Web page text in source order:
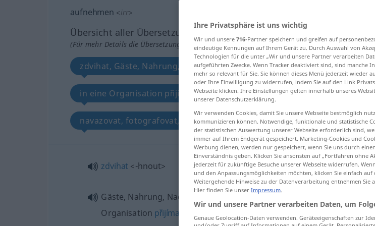
aufnehmen <irr>
Übersicht aller Übersetzungen
(Für mehr Details die Übersetzung anklicken/antippen)
zdvihat, Gäste, Nahrung, Nachricht, zahajovat, vnímat
in eine Organisation přijímat, pojímat, vypůjčovat, natáčet
navazovat, fotografovat, nahrávat, spisovat
zdvihat <-hnout> aufnehmenvom
Gäste, Nahrung, Nachricht, in eine
Organisation přijímat
Ihre Privatsphäre ist uns wichtig
Wir und unsere 716-Partner speichern und greifen auf
eindeutige Kennungen auf Ihrem Gerät zu. Durch Auswahl von
Technologien für die unter „Wir und unsere Partner verarbeiten
aufgeführten Zwecke. Wenn Tracker deaktiviert sind, sind manche
mehr so relevant für Sie. Sie können dieses Menü jederzeit wieder
oder Ihre Einwilligung zu widerrufen, indem Sie auf den Link
Webseite klicken. Ihre Einstellungen gelten innerhalb unseres
unserer Datenschutzerklärung.
Wir verwenden Cookies, damit Sie unsere Webseite bestmöglich
kommunizieren können. Notwendige, funktionale und statistische
der statistischen Auswertung unserer Webseite erforderlich sind,
immer auf Ihrem Endgerät gespeichert. Marketing-Cookies und
Werbung dienen, werden nur gespeichert, wenn Sie uns durch
Einverständnis geben. Klicken Sie ansonsten auf „Fortfahren ohne
jederzeit für zukünftige Besuche unserer Webseite widerrufen.
und den Anpassungsmöglichkeiten möchten, klicken Sie einfach
Weitergehende Hinweise zu der Datenverarbeitung entnehmen Sie
Hier finden Sie unser Impressum.
Wir und unsere Partner verarbeiten Daten, um
Genaue Geolocation-Daten verwenden. Geräteeigenschaften zur